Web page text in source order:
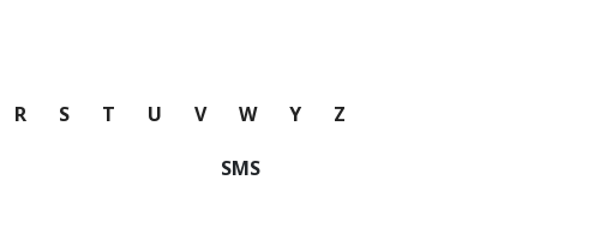
R S T U V W Y Z
SMS